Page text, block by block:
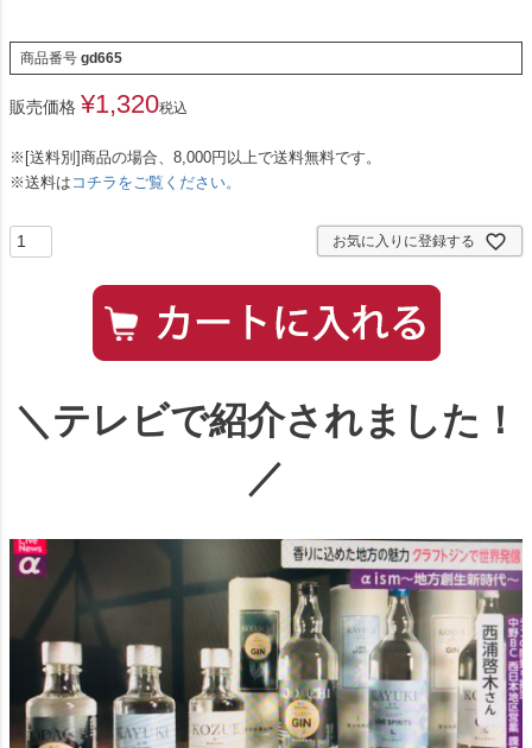
商品番号 gd665
販売価格 ¥1,320税込
※[送料別]商品の場合、8,000円以上で送料無料です。
※送料は コチラをご覧ください。
お気に入りに登録する
＼テレビで紹介されました！
／